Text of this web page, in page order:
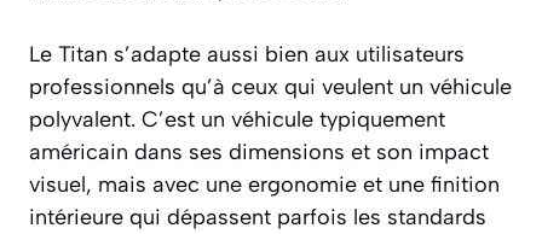
Le Titan s’adapte aussi bien aux utilisateurs
professionnels qu’à ceux qui veulent un véhicule
polyvalent. C’est un véhicule typiquement
américain dans ses dimensions et son impact
visuel, mais avec une ergonomie et une finition
intérieure qui dépassent parfois les standards